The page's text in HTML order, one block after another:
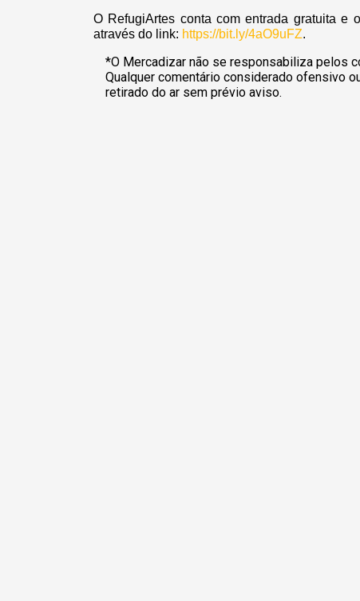
O RefugiArtes conta com entrada gratuita e
através do link: https://bit.ly/4aO9uFZ.
*O Mercadizar não se responsabiliza pelos
Qualquer comentário considerado ofensivo
retirado do ar sem prévio aviso.